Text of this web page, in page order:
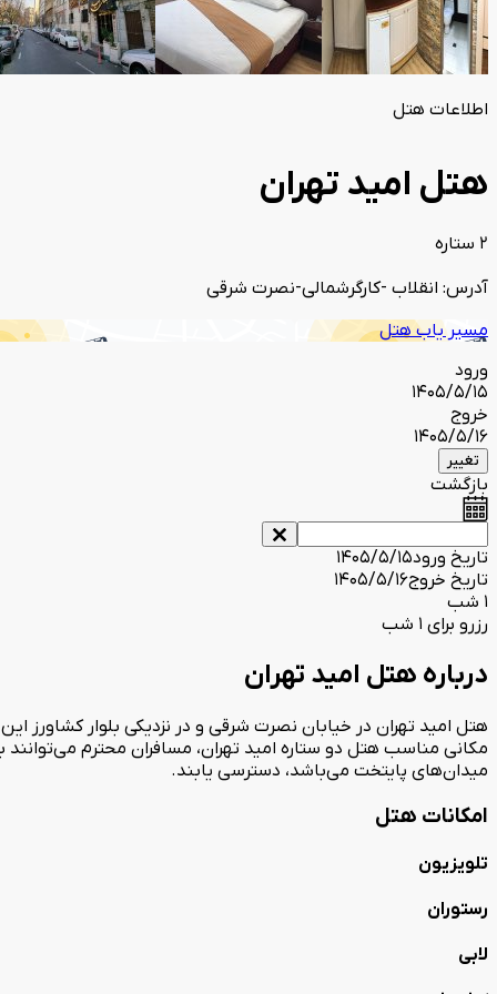
اطلاعات هتل
هتل امید تهران
2 ستاره
آدرس: انقلاب -کارگرشمالی-نصرت شرقی
مسیر یاب هتل
ورود
1405/5/15
خروج
1405/5/16
تغییر
بازگشت
تاریخ ورود1405/5/15
تاریخ خروج1405/5/16
1 شب
رزرو برای 1 شب
درباره هتل امید تهران
هتل امید تهران در خیابان نصرت شرقی و در نزدیکی بلوار کشاورز
میدان‌های پایتخت می‌باشد، دسترسی یابند.
امکانات هتل
تلویزیون
رستوران
لابی